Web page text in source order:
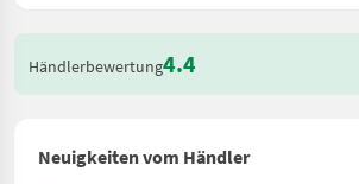
Händlerbewertung4.4
Neuigkeiten vom Händler